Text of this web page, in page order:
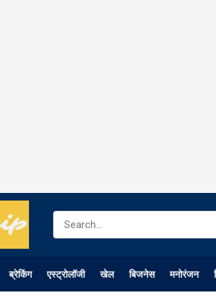
ब्रेकिंग एस्ट्रोलॉजी खेल बिजनेस मनोरंजन